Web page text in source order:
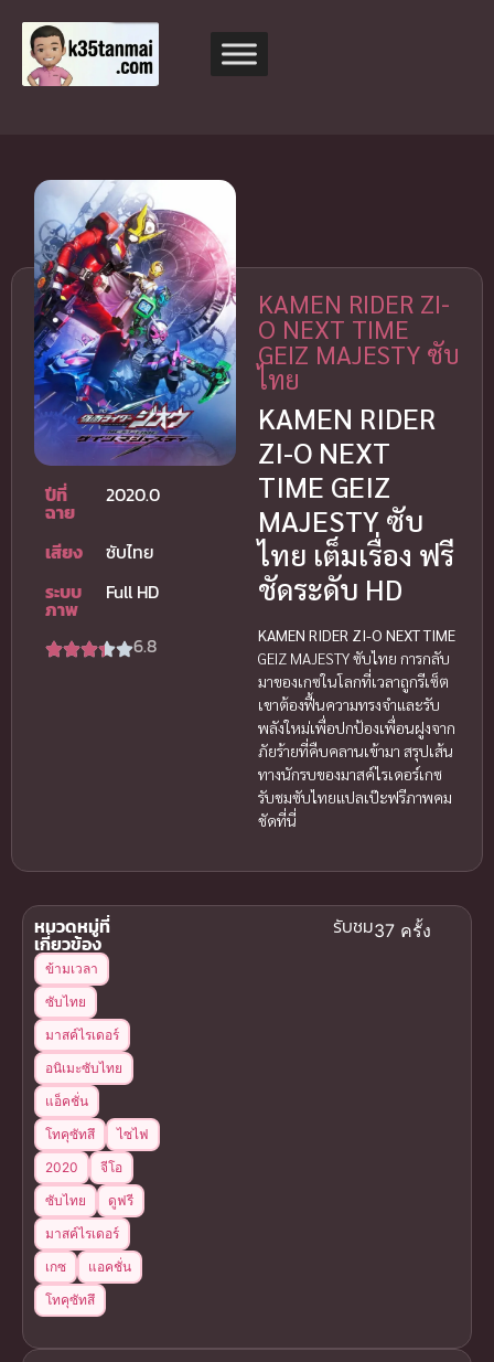
ปีที่
ฉาย
2020.0
เสียง
ซับไทย
ระบบ
ภาพ
Full HD
6.8
KAMEN RIDER ZI-
O NEXT TIME
GEIZ MAJESTY ซับ
ไทย
KAMEN RIDER
ZI-O NEXT
TIME GEIZ
MAJESTY ซับ
ไทย เต็มเรื่อง ฟรี
ชัดระดับ HD
KAMEN RIDER ZI-O NEXT TIME
GEIZ MAJESTY ซับไทย การกลับ
มาของเกซในโลกที่เวลาถูกรีเซ็ต
เขาต้องฟื้นความทรงจำและรับ
พลังใหม่เพื่อปกป้องเพื่อนฝูงจาก
ภัยร้ายที่คืบคลานเข้ามา สรุปเส้น
ทางนักรบของมาสค์ไรเดอร์เกซ
รับชมซับไทยแปลเป๊ะฟรีภาพคม
ชัดที่นี่
รับชม37 ครั้ง
หมวดหมู่ที่
เกี่ยวข้อง
ข้ามเวลา
ซับไทย
มาสค์ไรเดอร์
อนิเมะซับไทย
แอ็คชั่น
โทคุซัทสึ
ไซไฟ
2020
จีโอ
ซับไทย
ดูฟรี
มาสค์ไรเดอร์
เกซ
แอคชั่น
โทคุซัทสึ